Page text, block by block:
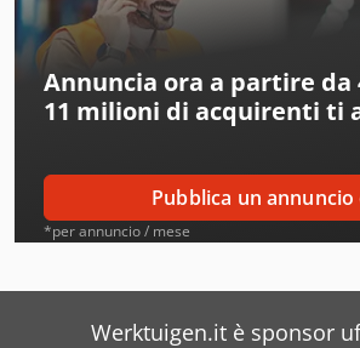
Blohm
Bluthardt
Boc Edwards
Boegli
Boehler
Bohner
Annuncia ora a partire da
11 milioni di acquirenti ti
Pubblica un annuncio
*per annuncio / mese
Werktuigen.it è sponsor